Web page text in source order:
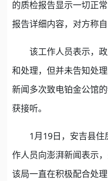
的质检报告显示一切正
报告详细内容，对方称
该工作人员表示，政
和处理，但并未告知处
新闻多次致电铂金公馆
获接听。
1月19日，安吉县住
作人员向澎湃新闻表示
该局一直在积极配合处